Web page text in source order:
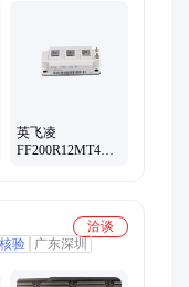
英飞凌
FF200R12MT4
洽谈
验
广东深圳